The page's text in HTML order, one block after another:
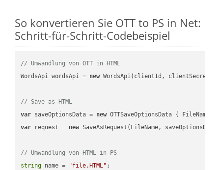
So konvertieren Sie OTT to PS in Net:
Schritt-für-Schritt-Codebeispiel
// Umwandlung von OTT in HTML
WordsApi wordsApi = new WordsApi(clientId, clientSecret);
// Save as HTML
var saveOptionsData = new OTTSaveOptionsData { FileName =
var request = new SaveAsRequest(FileName,
// Umwandlung von HTML in PS
string name = "file.HTML"